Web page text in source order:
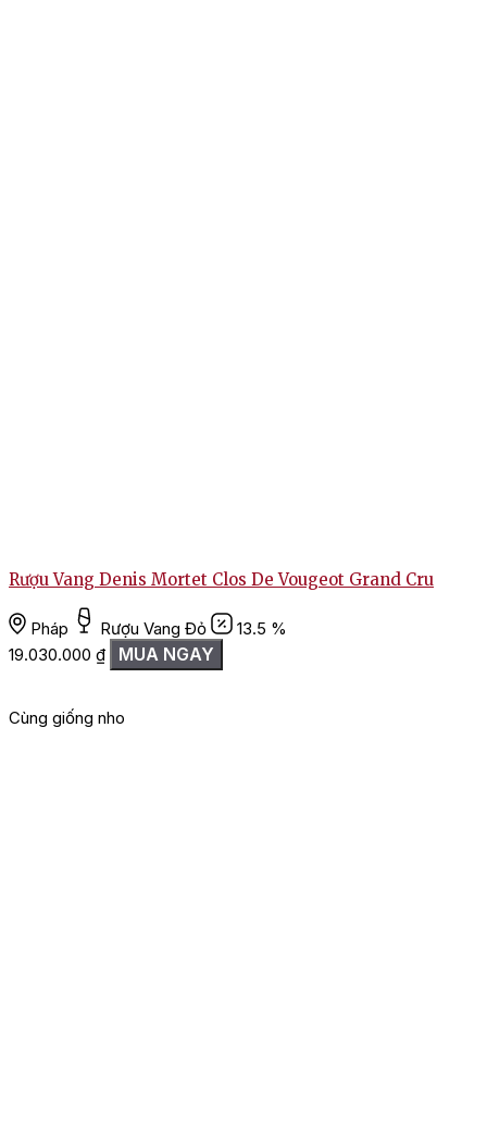
Rượu Vang Denis Mortet Clos De Vougeot Grand Cru
Pháp Rượu Vang Đỏ
13.5 %
19.030.000 ₫ MUA NGAY
Cùng giống nho